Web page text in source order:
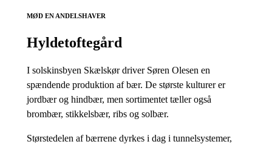
MØD EN ANDELSHAVER
Hyldetoftegård
I solskinsbyen Skælskør driver Søren Olesen en
spændende produktion af bær. De største kulturer er
jordbær og hindbær, men sortimentet tæller også
brombær, stikkelsbær, ribs og solbær.
Størstedelen af bærrene dyrkes i dag i tunnelsystemer,